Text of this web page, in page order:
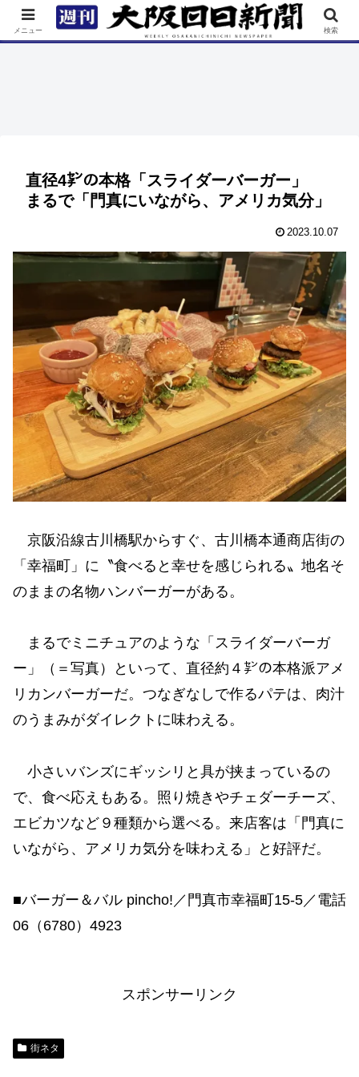
TOP 特集 ニュース 連載 街ネタ イベント
直径4㌢の本格「スライダーバーガー」
まるで「門真にいながら、アメリカ気分」
2023.10.07
京阪沿線古川橋駅からすぐ、古川橋本通商店街の
「幸福町」に〝食べると幸せを感じられる〟地名そ
のままの名物ハンバーガーがある。
まるでミニチュアのような「スライダーバーガ
ー」（＝写真）といって、直径約４㌢の本格派アメ
リカンバーガーだ。つなぎなしで作るパテは、肉汁
のうまみがダイレクトに味わえる。
小さいバンズにギッシリと具が挟まっているの
で、食べ応えもある。照り焼きやチェダーチーズ、
エビカツなど９種類から選べる。来店客は「門真に
いながら、アメリカ気分を味わえる」と好評だ。
■バーガー＆バル pincho!／門真市幸福町15-5／電話
06（6780）4923
スポンサーリンク
街ネタ
メニュー 検索